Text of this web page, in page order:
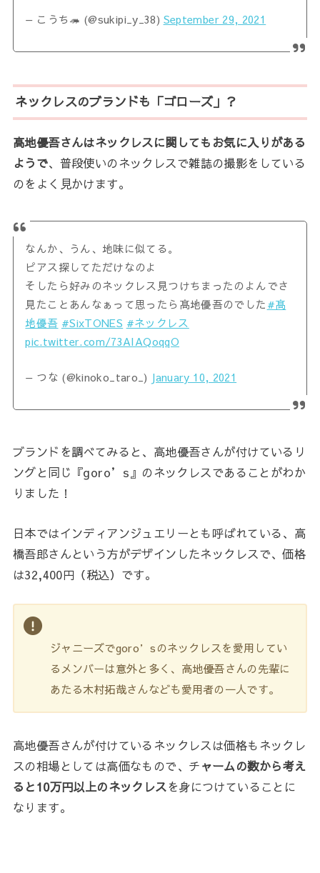
— こうち🦔 (@sukipi_y_38) September 29, 2021
ネックレスのブランドも「ゴローズ」？
高地優吾さんはネックレスに関してもお気に入りがある
ようで、普段使いのネックレスで雑誌の撮影をしている
のをよく見かけます。
なんか、うん、地味に似てる。
ピアス探してただけなのよ
そしたら好みのネックレス見つけちまったのよんでさ
見たことあんなぁって思ったら髙地優吾のでした #髙
地優吾 #SixTONES #ネックレス
pic.twitter.com/73AIAQoqqO
— つな (@kinoko_taro_) January 10, 2021
ブランドを調べてみると、高地優吾さんが付けているリ
ングと同じ『goro’s』のネックレスであることがわか
りました！
日本ではインディアンジュエリーとも呼ばれている、高
橋吾郎さんという方がデザインしたネックレスで、価格
は32,400円（税込）です。
ジャニーズでgoro’sのネックレスを愛用してい
るメンバーは意外と多く、高地優吾さんの先輩に
あたる木村拓哉さんなども愛用者の一人です。
高地優吾さんが付けているネックレスは価格もネックレ
スの相場としては高価なもので、チャームの数から考え
ると10万円以上のネックレスを身につけていることに
なります。